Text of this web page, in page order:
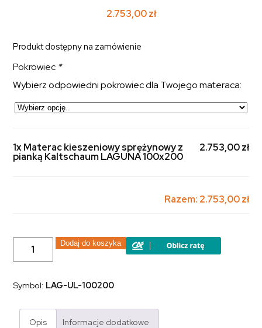
2.753,00zł
Produkt dostępny na zamówienie
Pokrowiec *
Wybierz odpowiedni pokrowiec dla Twojego materaca:
1x Materac kieszeniowy sprężynowy z
pianką Kaltschaum LAGUNA 100x200
2.753,00 zł
Razem: 2.753,00 zł
ilość
Materac
kieszeniowy
pianką
LAGUNA
Dodaj do koszyka
Symbol: LAG-UL-100200
Opis Informacje dodatkowe